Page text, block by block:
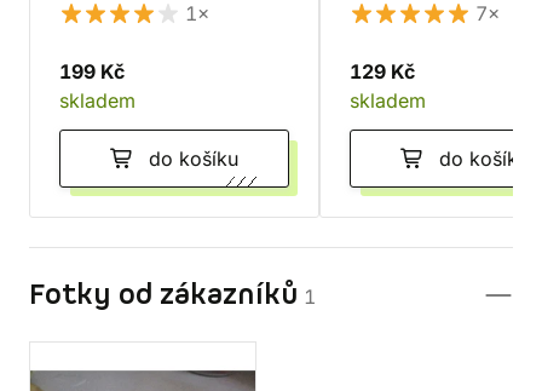
1×
199 Kč
skladem
do košíku
7×
129 Kč
skladem
do košíku
Fotky od zákazníků 1